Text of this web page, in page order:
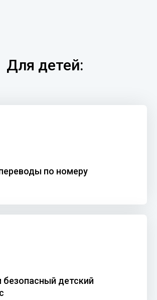
Для детей:
по номеру
безопасный детский